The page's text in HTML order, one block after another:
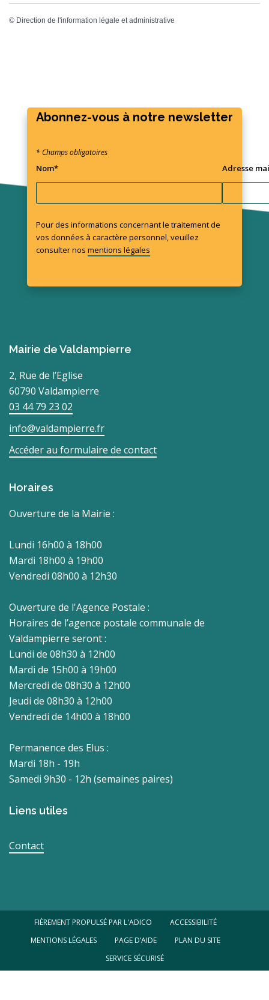
© Direction de l'information légale et administrative
Abonnez-vous à notre newsletter
* Champs obligatoires
Nom* Adresse
Pour des informations concernant le traitement de
vos données à caractère personnel, veuillez
consulter nos mentions légales
Mairie de Valdampierre
2, Rue de l’Eglise
60790 Valdampierre
03 44 79 23 02
info@valdampierre.fr
Accéder au formulaire de contact
Horaires
Ouverture de la Mairie :
Lundi 16h00 à 18h00
Mardi 18h00 à 19h00
Vendredi 08h00 à 12h30
Ouverture de l'Agence Postale :
Horaires de l’agence postale communale de
Valdampierre seront :
Lundi de 08h30 à 12h00
Mardi de 15h00 à 19h00
Mercredi de 08h30 à 12h00
Jeudi de 08h30 à 12h00
Vendredi de 14h00 à 18h00
Permanence des Elus :
Mardi 18h - 19h
Samedi 9h30 - 12h (semaines paires)
Liens utiles
Contact
FIÈREMENT PROPULSÉ PAR L'ADICO
ACCESSIBILITÉ
MENTIONS LÉGALES
PAGE D’AIDE
PLAN DU SITE
SERVICE SÉCURISÉ